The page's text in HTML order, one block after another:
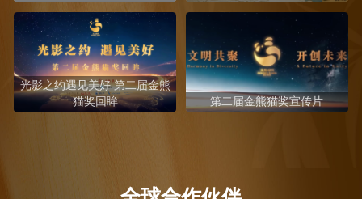
光影之约遇见美好 第二届金熊
猫奖回眸
第二届金熊猫奖宣传片